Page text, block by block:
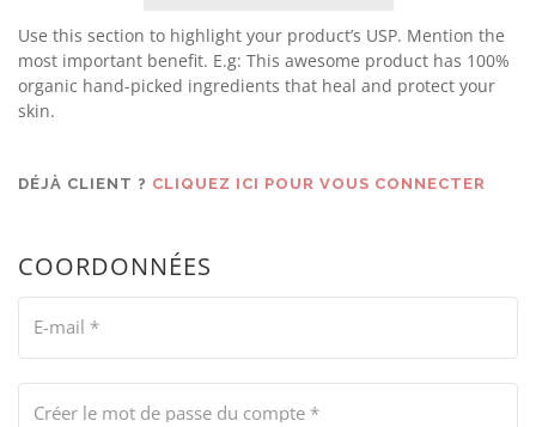
Use this section to highlight your product’s USP. Mention the
most important benefit. E.g: This awesome product has 100%
organic hand-picked ingredients that heal and protect your
skin.
DÉJÀ CLIENT ? CLIQUEZ ICI POUR VOUS CONNECTER
COORDONNÉES
E-mail *
Créer le mot de passe du compte *